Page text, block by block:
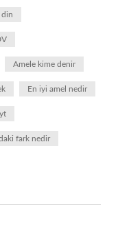
din
Amele kime denir
En iyi amel nedir
fark nedir